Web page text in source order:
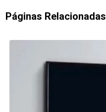
Páginas Relacionadas